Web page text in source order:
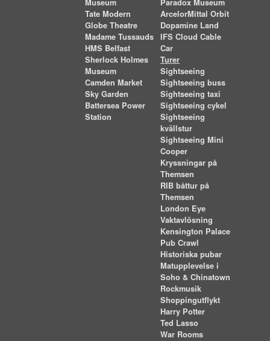
Museum
Tate Modern
Globe Theatre
Madame Tussauds
HMS Belfast
Sherlock Holmes
Museum
Camden Market
Sky Garden
Battersea Power
Station
Paradox Museum
ArcelorMittal Orbit
Dopamine Land
IFS Cloud Cable
Car
Turer
Sightseeing
Sightseeing buss
Sightseeing taxi
Sightseeing cykel
Sightseeing
kvällstur
Sightseeing Mini
Cooper
Kryssningar på
Themsen
RIB båttur på
Themsen
London Eye
Vaktavlösning
Kensington Palace
Pub Crawl
Historiska pubar
Matupplevelse i
Soho & Chinatown
Rockmusik
Shoppingutflykt
Harry Potter
Ted Lasso
War Rooms